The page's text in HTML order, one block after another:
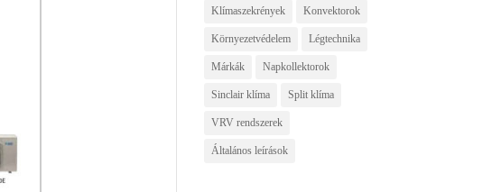
Klímaszekrények Konvektorok
Környezetvédelem Légtechnika
Márkák Napkollektorok
Sinclair klíma Split klíma
VRV rendszerek
Általános leírások